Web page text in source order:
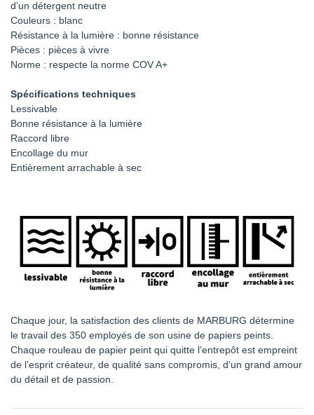
d’un détergent neutre
Couleurs : blanc
Résistance à la lumière : bonne résistance
Pièces : pièces à vivre
Norme : respecte la norme COV A+
Spécifications techniques
Lessivable
Bonne résistance à la lumière
Raccord libre
Encollage du mur
Entièrement arrachable à sec
Chaque jour, la satisfaction des clients de MARBURG détermine
le travail des 350 employés de son usine de papiers peints.
Chaque rouleau de papier peint qui quitte l’entrepôt est empreint
de l’esprit créateur, de qualité sans compromis, d’un grand amour
du détail et de passion.